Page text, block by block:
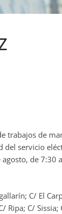
trabajos de
servicio
de 7:30
C/ El
Ripa; C/ Sissia;